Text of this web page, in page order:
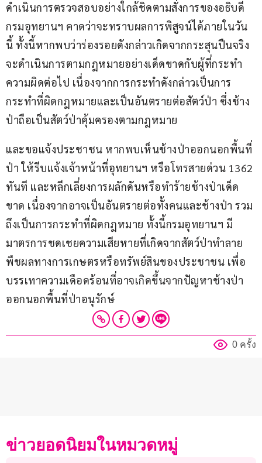
ดำเนินการตรวจสอบอย่างใกล้ชิดตามสั่งการของอธิบดี
กรมอุทยานฯ คาดว่าจะทราบผลการพิสูจน์ได้ภายในวัน
นี้ ทั้งนี้หากพบว่าร่องรอยดังกล่าวเกิดจากกระสุนปืนจริง
จะดำเนินการตามกฎหมายอย่างเด็ดขาดกับผู้ที่กระทำ
ความผิดต่อไป เนื่องจากการกระทำดังกล่าวเป็นการ
กระทำที่ผิดกฎหมายและเป็นอันตรายต่อสัตว์ป่า​ ซึ่งช้าง
ป่าถือเป็นสัตว์ป่าคุ้มครองตามกฎหมาย
และขอแจ้งประชาชน​ หากพบเห็นช้างป่าออกนอกพื้นที่
ป่า ให้รีบแจ้งเจ้าหน้าที่อุทยานฯ หรือโทรสายด่วน​ 1362
ทันที และหลีกเลี่ยงการผลักดันหรือทำร้ายช้างป่าเด็ด
ขาด เนื่องจากอาจเป็นอันตรายต่อทั้งคนและช้างป่า รวม
ถึงเป็นการกระทำที่ผิดกฎหมาย​ ทั้งนี้กรมอุทยานฯ มี
มาตรการชดเชยความเสียหายที่เกิดจากสัตว์ป่าทำลาย
พืชผลทางการเกษตรหรือทรัพย์สินของประชาชน เพื่อ
บรรเทาความเดือดร้อนที่อาจเกิดขึ้นจากปัญหาช้างป่า
ออกนอกพื้นที่ป่าอนุรักษ์
0 ครั้ง
ข่าวยอดนิยมในหมวดหมู่